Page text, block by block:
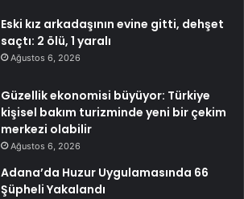
Eski kız arkadaşının evine gitti, dehşet
saçtı: 2 ölü, 1 yaralı
Ağustos 6, 2026
Güzellik ekonomisi büyüyor: Türkiye
kişisel bakım turizminde yeni bir çekim
merkezi olabilir
Ağustos 6, 2026
Adana’da Huzur Uygulamasında 66
Şüpheli Yakalandı